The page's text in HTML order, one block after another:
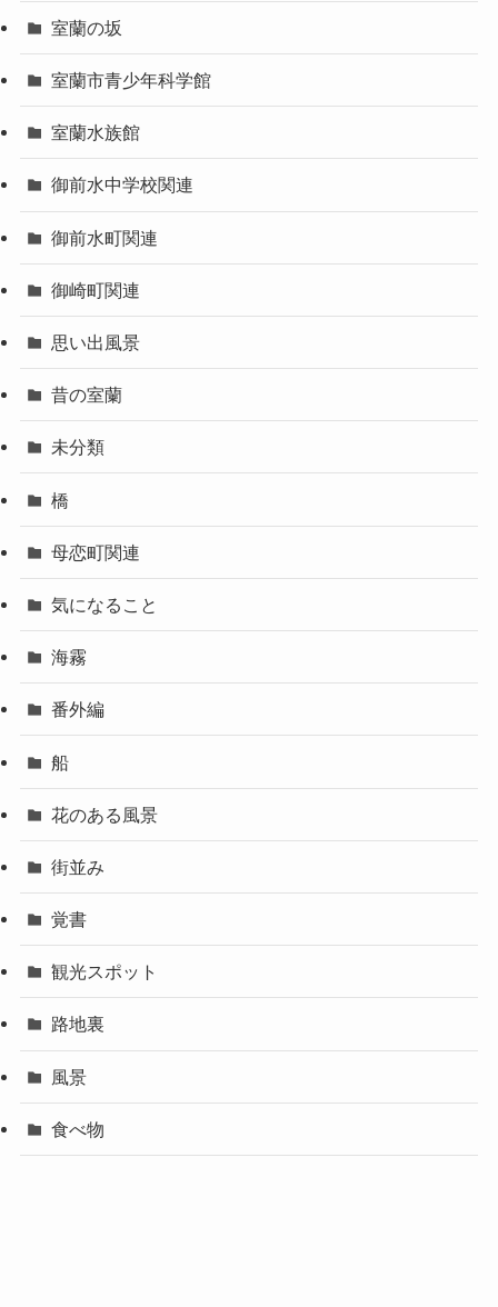
室蘭の坂
室蘭市青少年科学館
室蘭水族館
御前水中学校関連
御前水町関連
御崎町関連
思い出風景
昔の室蘭
未分類
橋
母恋町関連
気になること
海霧
番外編
船
花のある風景
街並み
覚書
観光スポット
路地裏
風景
食べ物